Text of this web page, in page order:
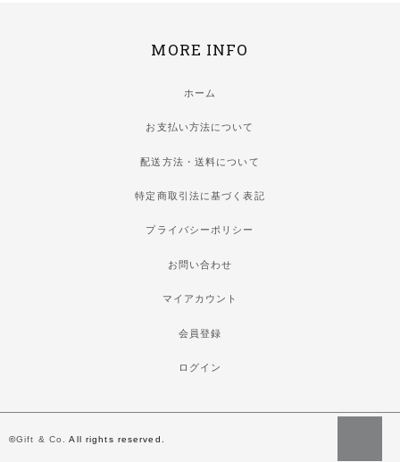
MORE INFO
ホーム
お支払い方法について
配送方法・送料について
特定商取引法に基づく表記
プライバシーポリシー
お問い合わせ
マイアカウント
会員登録
ログイン
©Gift & Co. All rights reserved.